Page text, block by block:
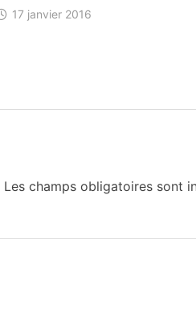
17 janvier 2016
Les champs obligatoires sont